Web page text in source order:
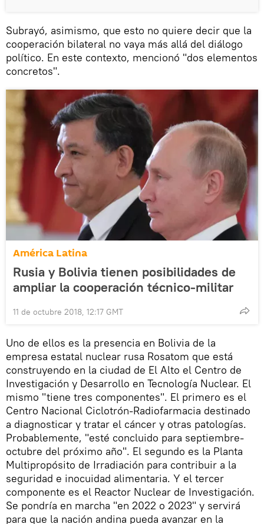
Subrayó, asimismo, que esto no quiere decir que la
cooperación bilateral no vaya más allá del diálogo
político. En este contexto, mencionó "dos elementos
concretos".
América Latina
Rusia y Bolivia tienen posibilidades de
ampliar la cooperación técnico-militar
11 de octubre 2018, 12:17 GMT
Uno de ellos es la presencia en Bolivia de la
empresa estatal nuclear rusa Rosatom que está
construyendo en la ciudad de El Alto el Centro de
Investigación y Desarrollo en Tecnología Nuclear. El
mismo "tiene tres componentes". El primero es el
Centro Nacional Ciclotrón-Radiofarmacia destinado
a diagnosticar y tratar el cáncer y otras patologías.
Probablemente, "esté concluido para septiembre-
octubre del próximo año". El segundo es la Planta
Multipropósito de Irradiación para contribuir a la
seguridad e inocuidad alimentaria. Y el tercer
componente es el Reactor Nuclear de Investigación.
Se pondría en marcha "en 2022 o 2023" y servirá
para que la nación andina pueda avanzar en la